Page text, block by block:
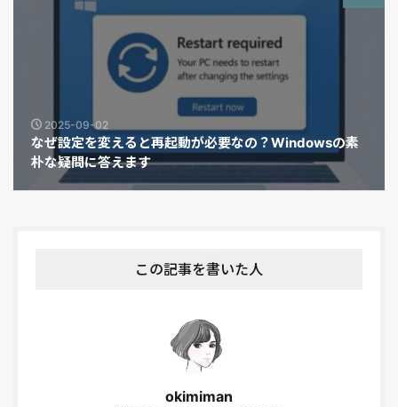
2025-09-02
なぜ設定を変えると再起動が必要なの？Windowsの素
朴な疑問に答えます
この記事を書いた人
okimiman